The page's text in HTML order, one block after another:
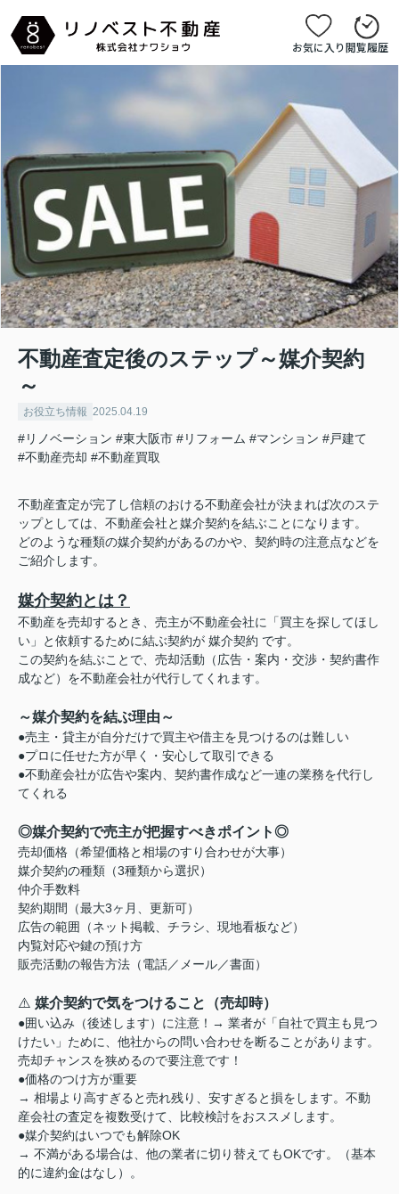
お気に入り閲覧履歴
不動産査定後のステップ～媒介契約
～
お役立ち情報 2025.04.19
#リノベーション #東大阪市 #リフォーム #マンション #戸建て
#不動産売却 #不動産買取
不動産査定が完了し信頼のおける不動産会社が決まれば次のステ
ップとしては、不動産会社と媒介契約を結ぶことになります。
どのような種類の媒介契約があるのかや、契約時の注意点などを
ご紹介します。
媒介契約とは？
不動産を売却するとき、売主が不動産会社に「買主を探してほし
い」と依頼するために結ぶ契約が 媒介契約 です。
この契約を結ぶことで、売却活動（広告・案内・交渉・契約書作
成など）を不動産会社が代行してくれます。
～媒介契約を結ぶ理由～
●売主・貸主が自分だけで買主や借主を見つけるのは難しい
●プロに任せた方が早く・安心して取引できる
●不動産会社が広告や案内、契約書作成など一連の業務を代行し
てくれる
◎媒介契約で売主が把握すべきポイント◎
売却価格（希望価格と相場のすり合わせが大事）
媒介契約の種類（3種類から選択）
仲介手数料
契約期間（最大3ヶ月、更新可）
広告の範囲（ネット掲載、チラシ、現地看板など）
内覧対応や鍵の預け方
販売活動の報告方法（電話／メール／書面）
⚠️ 媒介契約で気をつけること（売却時）
●囲い込み（後述します）に注意！→ 業者が「自社で買主も見つ
けたい」ために、他社からの問い合わせを断ることがあります。
売却チャンスを狭めるので要注意です！
●価格のつけ方が重要
→ 相場より高すぎると売れ残り、安すぎると損をします。不動
産会社の査定を複数受けて、比較検討をおススメします。
●媒介契約はいつでも解除OK
→ 不満がある場合は、他の業者に切り替えてもOKです。（基本
的に違約金はなし）。